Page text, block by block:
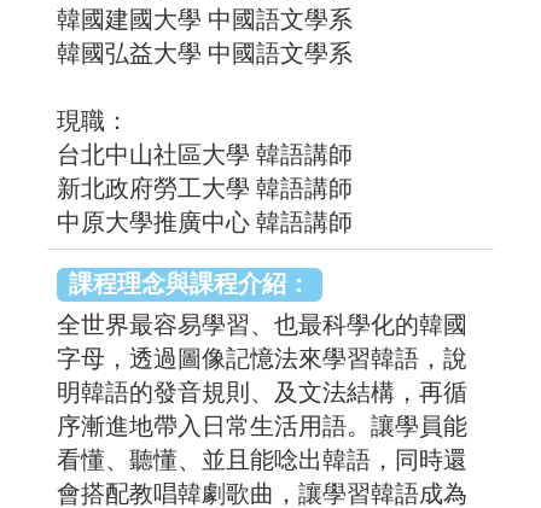
韓國建國大學 中國語文學系
韓國弘益大學 中國語文學系
現職：
台北中山社區大學 韓語講師
新北政府勞工大學 韓語講師
中原大學推廣中心 韓語講師
課程理念與課程介紹：
全世界最容易學習、也最科學化的韓國
字母，透過圖像記憶法來學習韓語，說
明韓語的發音規則、及文法結構，再循
序漸進地帶入日常生活用語。讓學員能
看懂、聽懂、並且能唸出韓語，同時還
會搭配教唱韓劇歌曲，讓學習韓語成為